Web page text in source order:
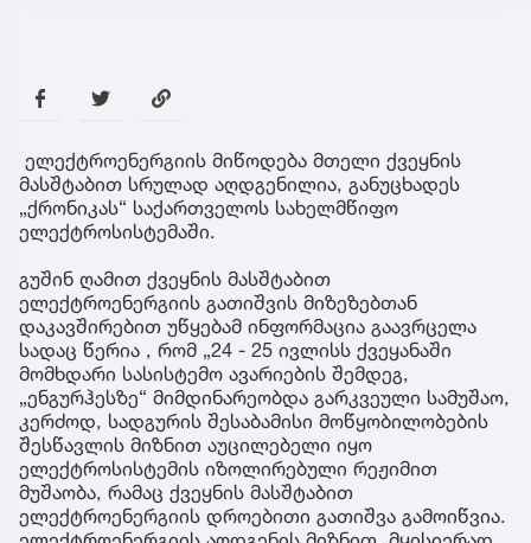
ელექტროენერგიის მიწოდება მთელი ქვეყნის
მასშტაბით სრულად აღდგენილია, განუცხადეს
„ქრონიკას“ საქართველოს სახელმწიფო
ელექტროსისტემაში.
გუშინ ღამით ქვეყნის მასშტაბით
ელექტროენერგიის გათიშვის მიზეზებთან
დაკავშირებით უწყებამ ინფორმაცია გაავრცელა
სადაც წერია , რომ „24 - 25 ივლისს ქვეყანაში
მომხდარი სასისტემო ავარიების შემდეგ,
„ენგურჰესზე“ მიმდინარეობდა გარკვეული სამუშაო,
კერძოდ, სადგურის შესაბამისი მოწყობილობების
შესწავლის მიზნით აუცილებელი იყო
ელექტროსისტემის იზოლირებული რეჟიმით
მუშაობა, რამაც ქვეყნის მასშტაბით
ელექტროენერგიის დროებითი გათიშვა გამოიწვია.